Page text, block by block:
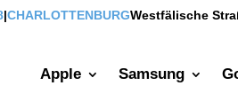
|CHARLOTTENBURGWestfälische
Apple Samsung